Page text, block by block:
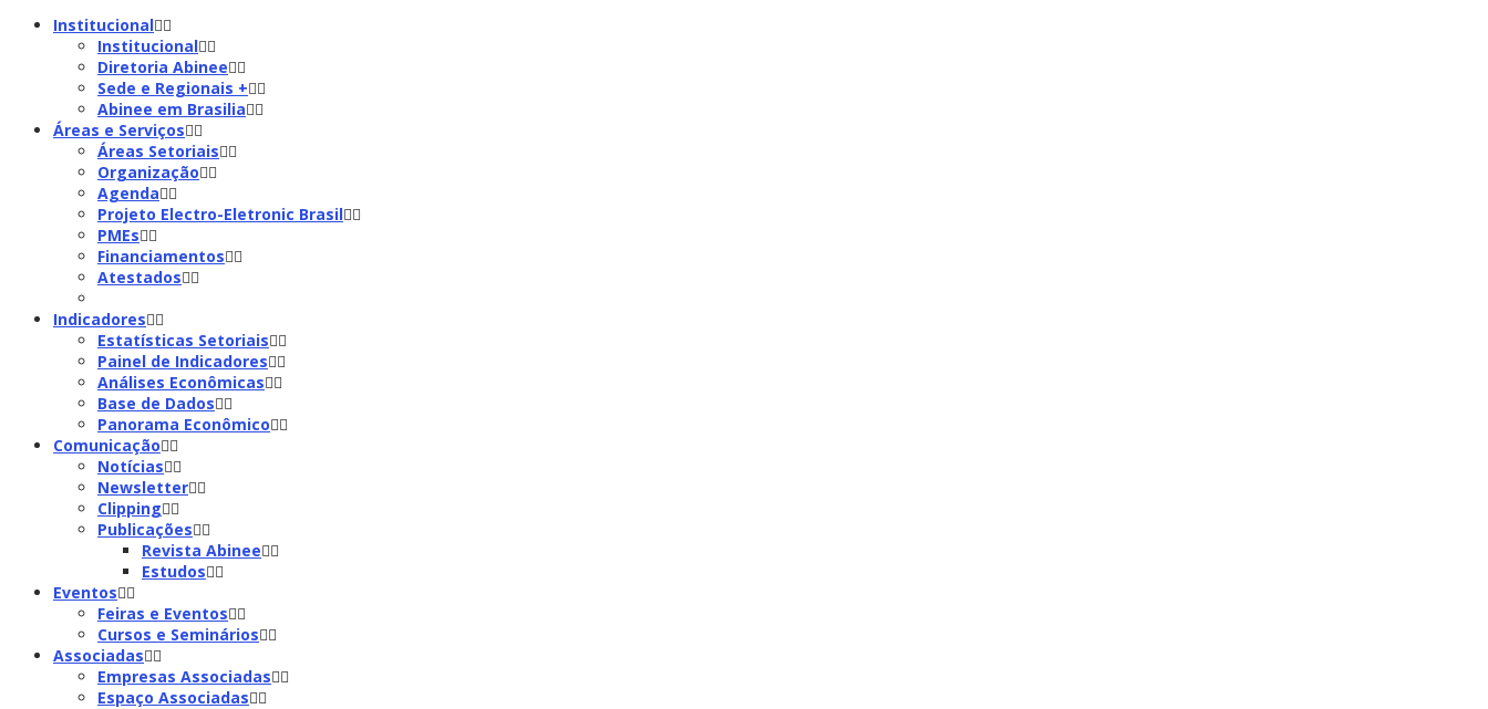
Institucional
Institucional
Diretoria Abinee
Sede e Regionais +
Abinee em Brasilia
Áreas e Serviços
Áreas Setoriais
Organização
Agenda
Projeto Electro-Eletronic Brasil
PMEs
Financiamentos
Atestados
Indicadores
Estatísticas Setoriais
Painel de Indicadores
Análises Econômicas
Base de Dados
Panorama Econômico
Comunicação
Notícias
Newsletter
Clipping
Publicações
Revista Abinee
Estudos
Eventos
Feiras e Eventos
Cursos e Seminários
Associadas
Empresas Associadas
Espaço Associadas